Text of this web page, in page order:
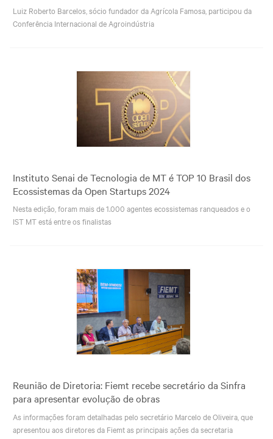
Luiz Roberto Barcelos, sócio fundador da Agrícola Famosa, participou da
Conferência Internacional de Agroindústria
Instituto Senai de Tecnologia de MT é TOP 10 Brasil dos
Ecossistemas da Open Startups 2024
Nesta edição, foram mais de 1.000 agentes ecossistemas ranqueados e o
IST MT está entre os finalistas
Reunião de Diretoria: Fiemt recebe secretário da Sinfra
para apresentar evolução de obras
As informações foram detalhadas pelo secretário Marcelo de Oliveira, que
apresentou aos diretores da Fiemt as principais ações da secretaria